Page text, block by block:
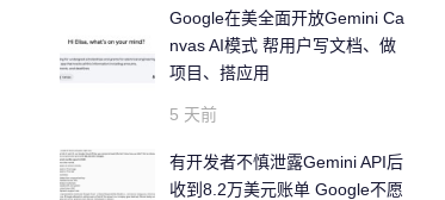
Google在美全面开放Gemini Ca
nvas AI模式 帮用户写文档、做
项目、搭应用
5 天前
有开发者不慎泄露Gemini API后
收到8.2万美元账单 Google不愿